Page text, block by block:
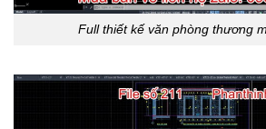
Full thiết kế văn phòng thương